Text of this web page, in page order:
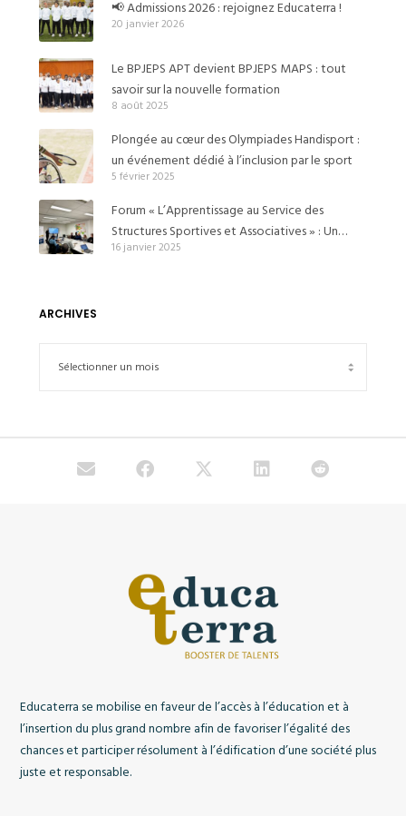
📢 Admissions 2026 : rejoignez Educaterra !
20 janvier 2026
Le BPJEPS APT devient BPJEPS MAPS : tout
savoir sur la nouvelle formation
8 août 2025
Plongée au cœur des Olympiades Handisport :
un événement dédié à l’inclusion par le sport
5 février 2025
Forum « L’Apprentissage au Service des
Structures Sportives et Associatives » : Un
Événement Clé pour le Recrutement
16 janvier 2025
ARCHIVES
Educaterra se mobilise en faveur de l’accès à l’éducation et à
l’insertion du plus grand nombre afin de favoriser l’égalité des
chances et participer résolument à l’édification d’une société plus
juste et responsable.